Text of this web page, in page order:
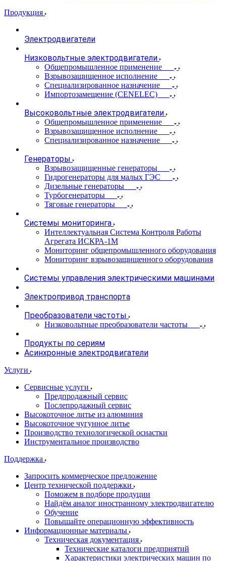
Продукция
Электродвигатели
Низковольтные электродвигатели
Общепромышленное применение
Взрывозащищенное исполнение
Специализированное назначение
Импортозамещение (CENELEC)
Высоковольтные электродвигатели
Общепромышленное применение
Взрывозащищенное исполнение
Специализированное назначение
Генераторы
Взрывозащищенные генераторы
Гидрогенераторы для малых ГЭС
Дизельные генераторы
Турбогенераторы
Тяговые генераторы
Системы мониторинга
Интеллектуальная Система Контроля Работы
Агрегата ИСКРА-1М
Мониторинг общепромышленного оборудования
Мониторинг взрывозащищенного оборудования
Системы управления электрическими машинами
Электропривод транспорта
Преобразователи частоты
Низковольтные преобразователи частоты
Продукты по сериям
Асинхронные электродвигатели
Услуги
Сервисные услуги
Предпродажный сервис
Послепродажный сервис
Высокоточное литье из алюминия
Высокоточное чугунное литье
Производство технологической оснастки
Инструментальное производство
Поддержка
Запросить коммерческое предложение
Центр технической поддержки
Поможем в подборе продуции
Найдём аналог иностранному электродвигателю
Обучение
Повышайте операционную эффективность
Информационные материалы
Техническая документация
Технические каталоги предприятий
Характеристики электрических машин по